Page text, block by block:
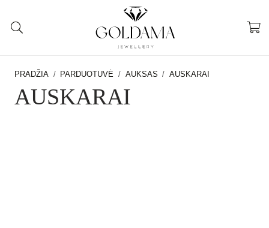
PRADŽIA / PARDUOTUVĖ / AUKSAS / AUSKARAI
AUSKARAI